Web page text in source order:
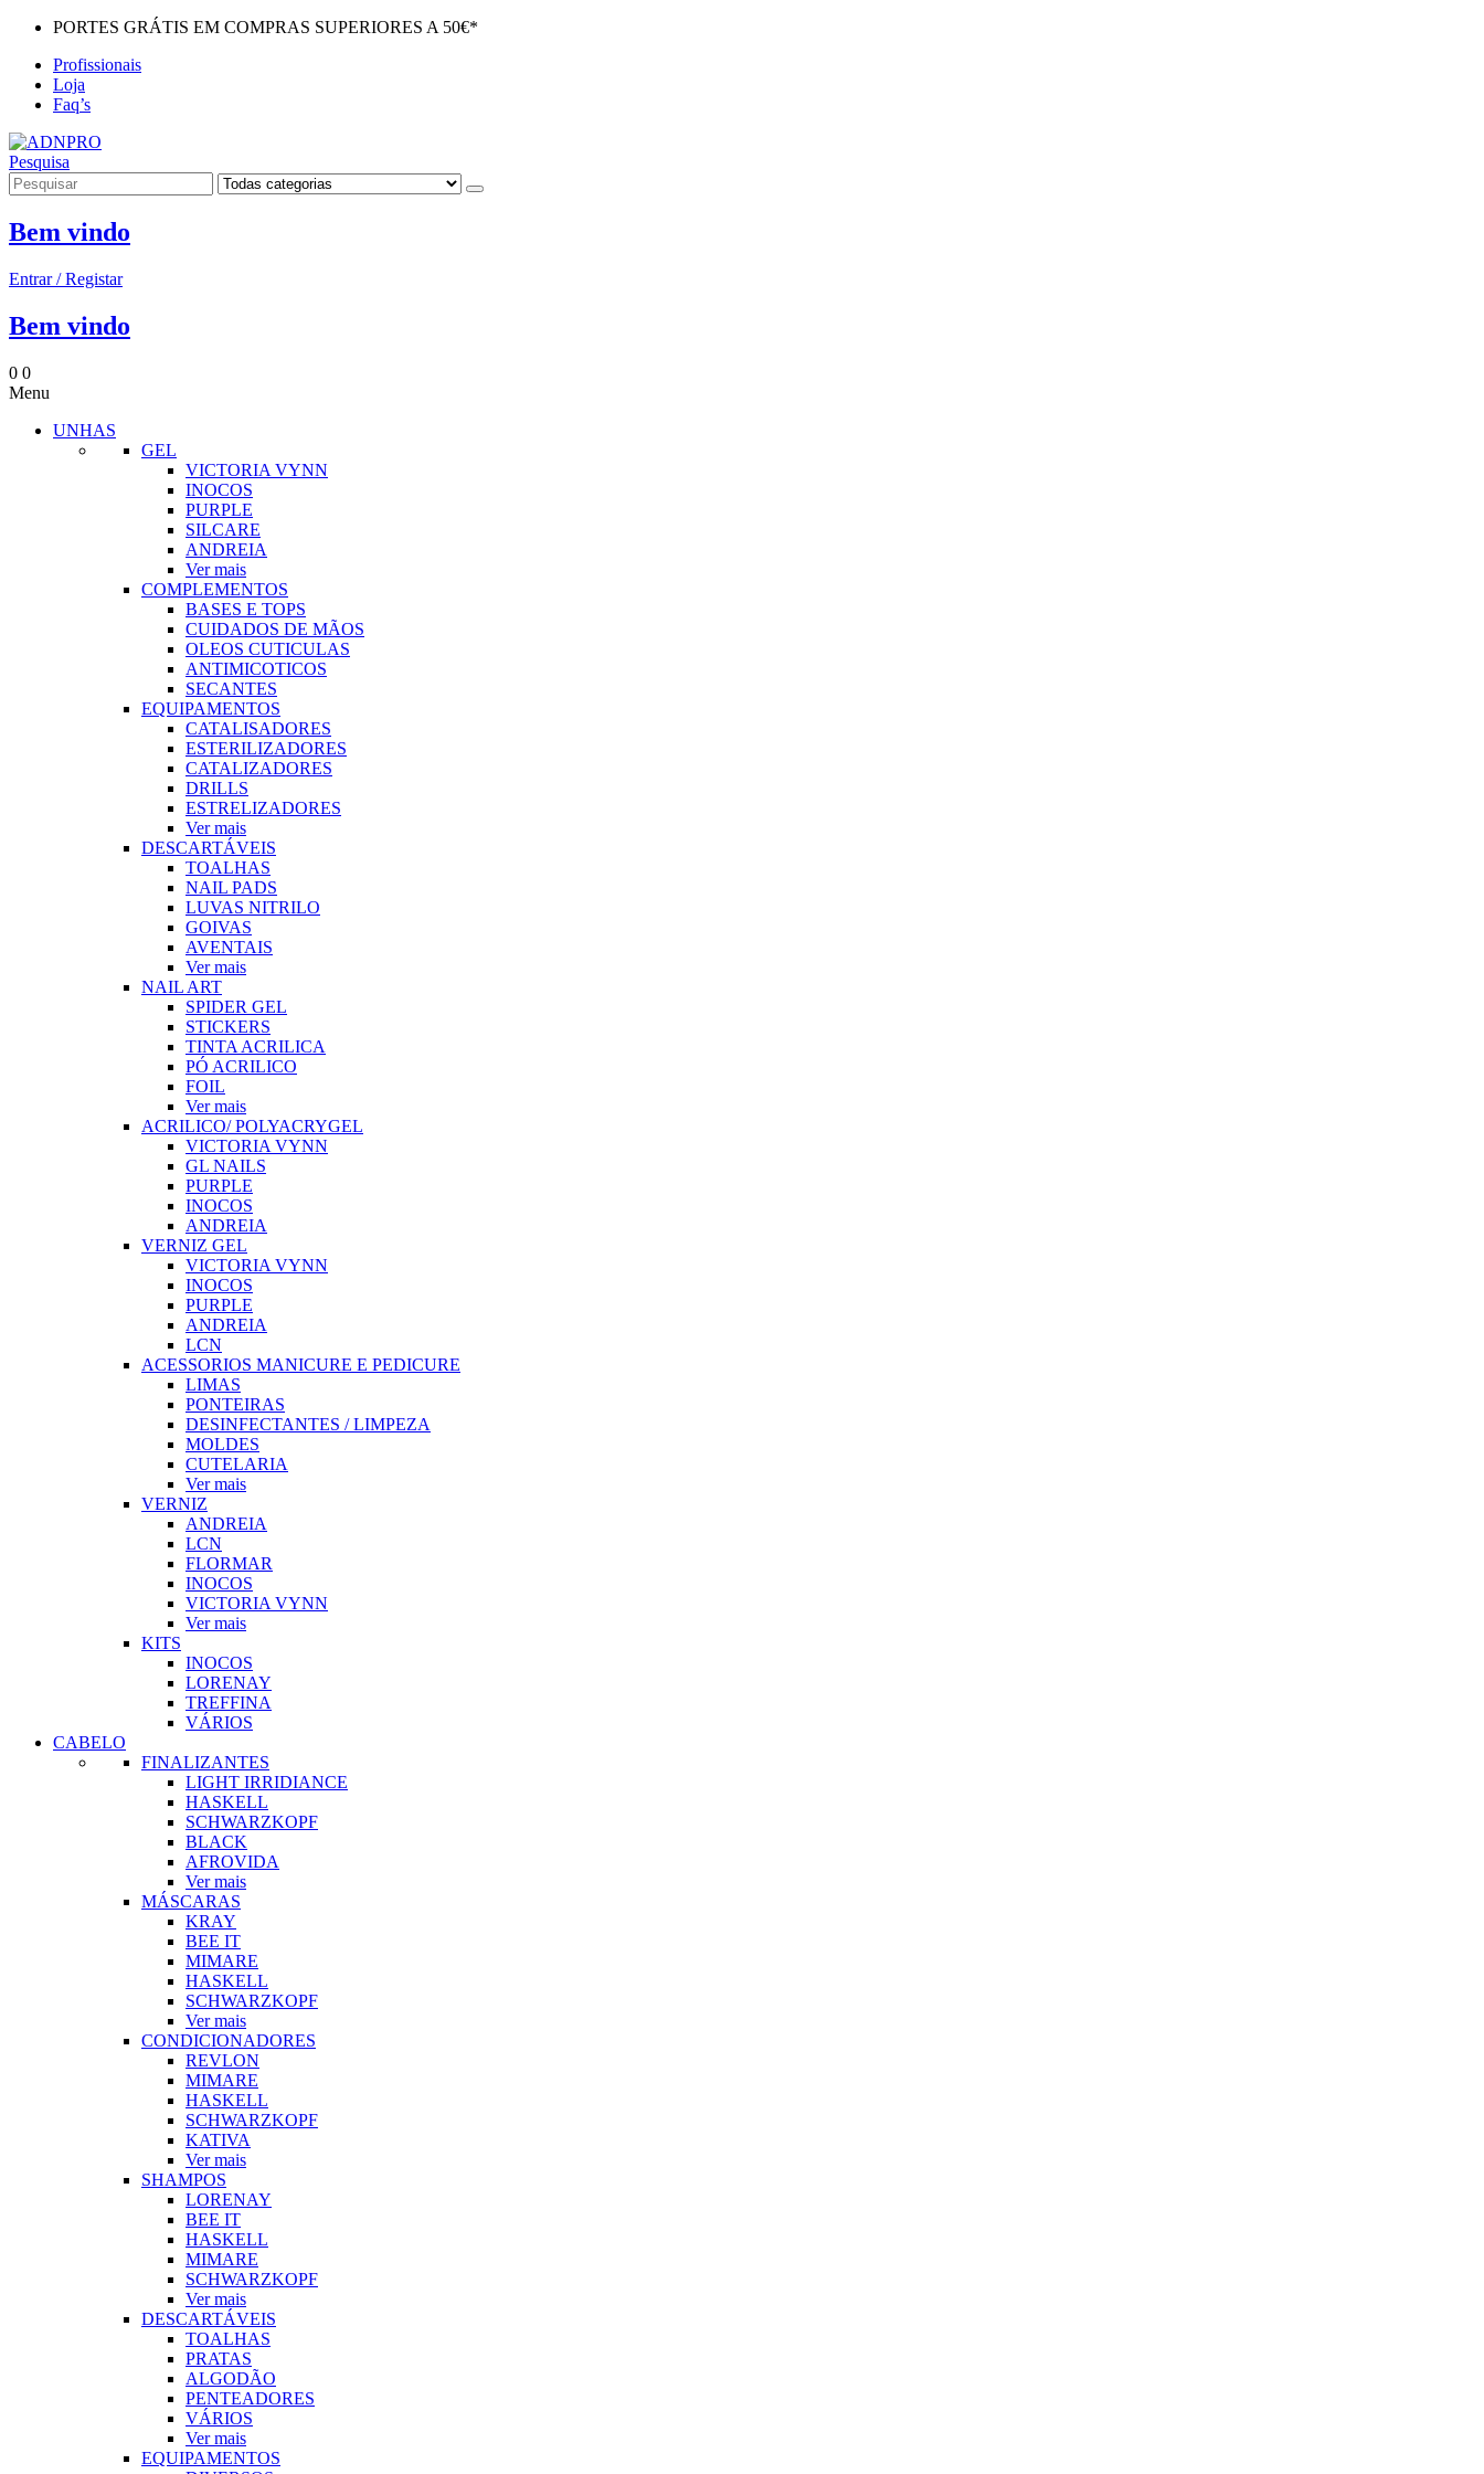
PORTES GRÁTIS EM COMPRAS SUPERIORES A 50€*
Profissionais
Loja
Faq’s
Pesquisa
Bem vindo
Entrar / Registar
Bem vindo
0 0
Menu
UNHAS
GEL
VICTORIA VYNN
INOCOS
PURPLE
SILCARE
ANDREIA
Ver mais
COMPLEMENTOS
BASES E TOPS
CUIDADOS DE MÃOS
OLEOS CUTICULAS
ANTIMICOTICOS
SECANTES
EQUIPAMENTOS
CATALISADORES
ESTERILIZADORES
CATALIZADORES
DRILLS
ESTRELIZADORES
Ver mais
DESCARTÁVEIS
TOALHAS
NAIL PADS
LUVAS NITRILO
GOIVAS
AVENTAIS
Ver mais
NAIL ART
SPIDER GEL
STICKERS
TINTA ACRILICA
PÓ ACRILICO
FOIL
Ver mais
ACRILICO/ POLYACRYGEL
VICTORIA VYNN
GL NAILS
PURPLE
INOCOS
ANDREIA
VERNIZ GEL
VICTORIA VYNN
INOCOS
PURPLE
ANDREIA
LCN
ACESSORIOS MANICURE E PEDICURE
LIMAS
PONTEIRAS
DESINFECTANTES / LIMPEZA
MOLDES
CUTELARIA
Ver mais
VERNIZ
ANDREIA
LCN
FLORMAR
INOCOS
VICTORIA VYNN
Ver mais
KITS
INOCOS
LORENAY
TREFFINA
VÁRIOS
CABELO
FINALIZANTES
LIGHT IRRIDIANCE
HASKELL
SCHWARZKOPF
BLACK
AFROVIDA
Ver mais
MÁSCARAS
KRAY
BEE IT
MIMARE
HASKELL
SCHWARZKOPF
Ver mais
CONDICIONADORES
REVLON
MIMARE
HASKELL
SCHWARZKOPF
KATIVA
Ver mais
SHAMPOS
LORENAY
BEE IT
HASKELL
MIMARE
SCHWARZKOPF
Ver mais
DESCARTÁVEIS
TOALHAS
PRATAS
ALGODÃO
PENTEADORES
VÁRIOS
Ver mais
EQUIPAMENTOS